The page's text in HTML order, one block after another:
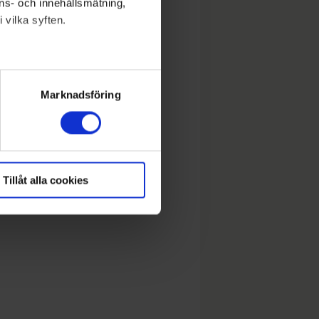
och innehållsmätning,
vilka syften.
meter
Marknadsföring
Tillåt alla cookies